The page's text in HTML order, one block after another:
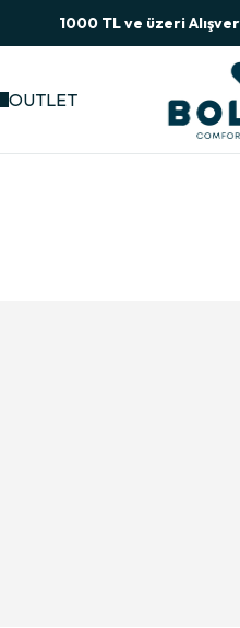
1000 TL ve üzeri
OUTLET